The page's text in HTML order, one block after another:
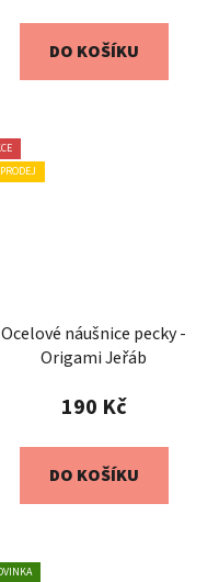
DO KOŠÍKU
Ocelové náušnice pecky -
Origami Jeřáb
190 Kč
DO KOŠÍKU